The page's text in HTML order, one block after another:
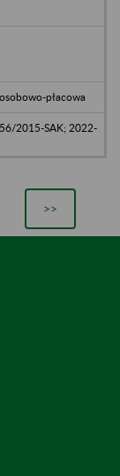
płacowa
2015-SAK; 2022-
>>